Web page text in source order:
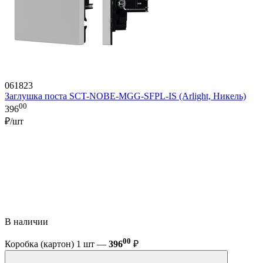
061823
Заглушка поста SCT-NOBE-MGG-SFPL-IS (Arlight, Никель)
39600
₽/шт
В наличии
Коробка (картон) 1 шт — 39600 ₽